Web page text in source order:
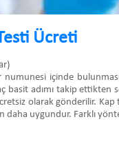
Ücreti
içinde
basit adımı takip
olarak gönderilir.
uygundur. Farklı